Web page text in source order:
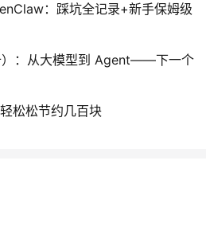
：踩坑全记录+新手保姆级
）：从大模型到 Agent——下一个
松松节约几百块